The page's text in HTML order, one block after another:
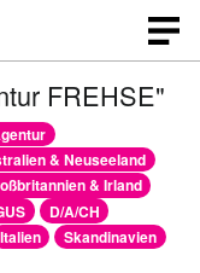
FREHSE"
& Neuseeland
& Irland
D/A/CH
Italien
Skandinavien